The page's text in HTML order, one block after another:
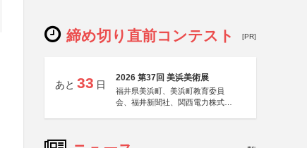
締め切り直前コンテスト [PR]
あと 33 日
2026 第37回 美浜美術展
福井県美浜町、美浜町教育委員
会、福井新聞社、関西電力株式会